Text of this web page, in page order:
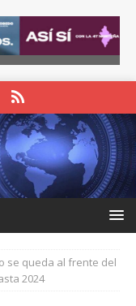
se queda al frente del
2024